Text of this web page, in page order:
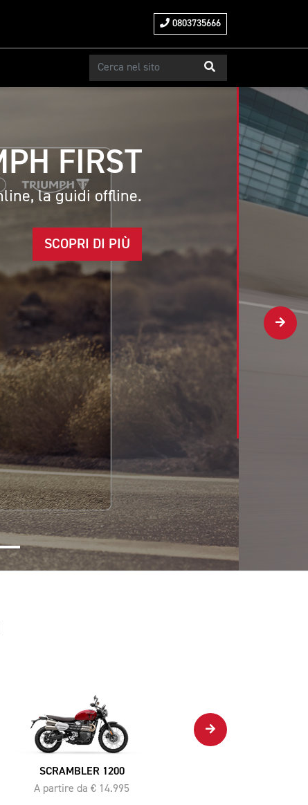
0803735666
FIRST
la guidi offline.
SCOPRI DI PIÙ
SCRAMBLER 1200
A partire da € 14.995